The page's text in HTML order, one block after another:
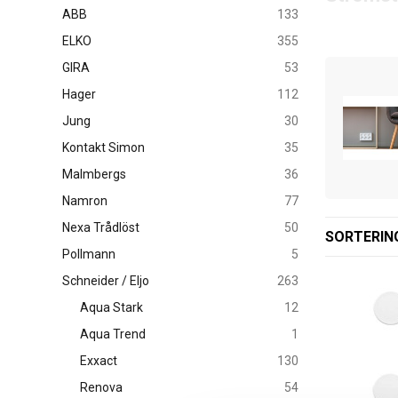
ABB
133
ELKO
355
GIRA
53
Hager
112
Jung
30
Kontakt Simon
35
Malmbergs
36
Namron
77
Nexa Trådlöst
50
Pollmann
5
Schneider / Eljo
263
Aqua Stark
12
Aqua Trend
1
Exxact
130
Renova
54
Alla
Robust-
och